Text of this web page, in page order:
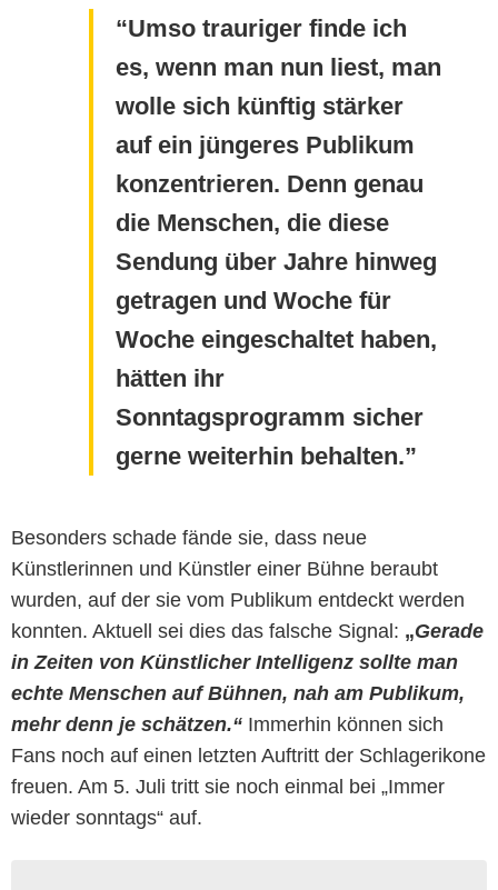
Umso trauriger finde ich
es, wenn man nun liest, man
wolle sich künftig stärker
auf ein jüngeres Publikum
konzentrieren. Denn genau
die Menschen, die diese
Sendung über Jahre hinweg
getragen und Woche für
Woche eingeschaltet haben,
hätten ihr
Sonntagsprogramm sicher
gerne weiterhin behalten.
Besonders schade fände sie, dass neue
Künstlerinnen und Künstler einer Bühne beraubt
wurden, auf der sie vom Publikum entdeckt werden
konnten. Aktuell sei dies das falsche Signal: „Gerade
in Zeiten von Künstlicher Intelligenz sollte man
echte Menschen auf Bühnen, nah am Publikum,
mehr denn je schätzen.“ Immerhin können sich
Fans noch auf einen letzten Auftritt der Schlagerikone
freuen. Am 5. Juli tritt sie noch einmal bei „Immer
wieder sonntags“ auf.